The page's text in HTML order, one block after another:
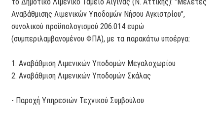
το Δημοτικό Λιμενικό Ταμείο Αίγινας (Ν. Αττικής): "Μελέτες
Αναβάθμισης Λιμενικών Υποδομών Νήσου Αγκιστρίου",
συνολικού προϋπολογισμού 206.014 ευρώ
(συμπεριλαμβανομένου ΦΠΑ), με τα παρακάτω υποέργα:
1. Αναβάθμιση Λιμενικών Υποδομών Μεγαλοχωρίου
2. Αναβάθμιση Λιμενικών Υποδομών Σκάλας
- Παροχή Υπηρεσιών Τεχνικού Συμβούλου